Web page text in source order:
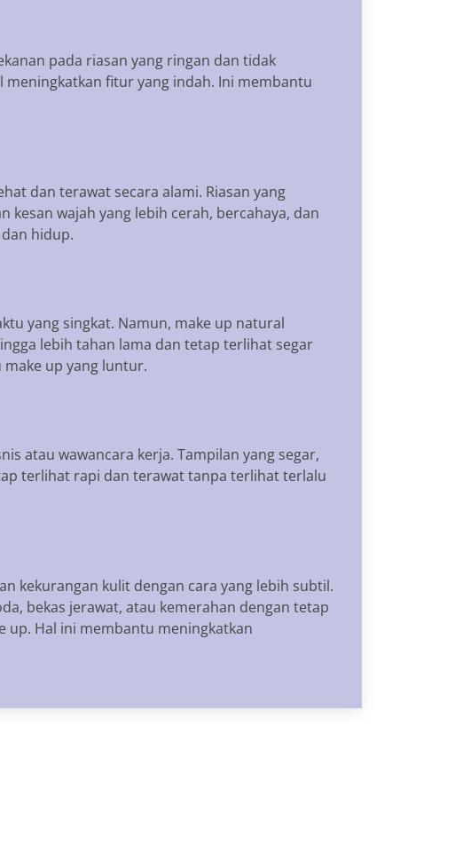
pada riasan yang ringan dan tidak
fitur yang indah. Ini membantu
dan terawat secara alami. Riasan yang
wajah yang lebih cerah, bercahaya, dan
hidup.
yang singkat. Namun, make up natural
lebih tahan lama dan tetap terlihat segar
up yang luntur.
atau wawancara kerja. Tampilan yang segar,
terlihat rapi dan terawat tanpa terlihat terlalu
kekurangan kulit dengan cara yang lebih subtil.
bekas jerawat, atau kemerahan dengan tetap
up. Hal ini membantu meningkatkan